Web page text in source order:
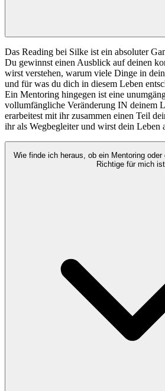
Das Reading bei Silke ist ein absoluter
Du gewinnst einen Ausblick auf deinen
wirst verstehen, warum viele Dinge in
und für was du dich in diesem Leben
Ein Mentoring hingegen ist eine
vollumfängliche Veränderung IN deinem
erarbeitest mit ihr zusammen einen Teil
ihr als Wegbegleiter und wirst dein Leben
Wie finde ich heraus, ob ein Mentoring
Richtige für mich